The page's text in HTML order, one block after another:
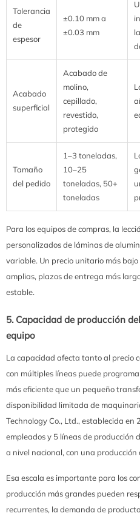
Tolerancia
de
espesor
±0.10 mm a
±0.03 mm
Acabado
superficial
Acabado de
molino,
cepillado,
revestido,
protegido
Tamaño
del pedido
1–3 toneladas,
10–25
toneladas, 50+
toneladas
Para los equipos de compras, la
personalizados de láminas de
variable. Un precio unitario más
amplias, plazos de entrega más
estable.
5. Capacidad de producción
equipo
La capacidad afecta tanto al precio
con múltiples líneas puede
más eficiente que un pequeño
disponibilidad limitada de
Technology Co., Ltd., establecida en
empleados y 5 líneas de producción
a nivel nacional, con una
Esa escala es importante para los
producción más grandes pueden
recurrentes, la demanda de